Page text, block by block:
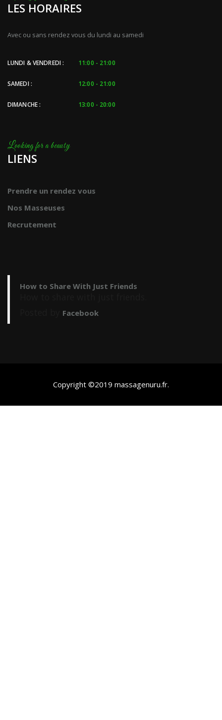
LES HORAIRES
Avec ou sans rendez vous du lundi au samedi
LUNDI & VENDREDI : 11:00 - 21:00
SAMEDI : 12:00 - 21:00
DIMANCHE : 13:00 - 20:00
LIENS
Prendre un rendez vous
Nos Masseuses
Recrutement
How to Share With Just Friends
Facebook
Copyright ©2019 massagenuru.fr.